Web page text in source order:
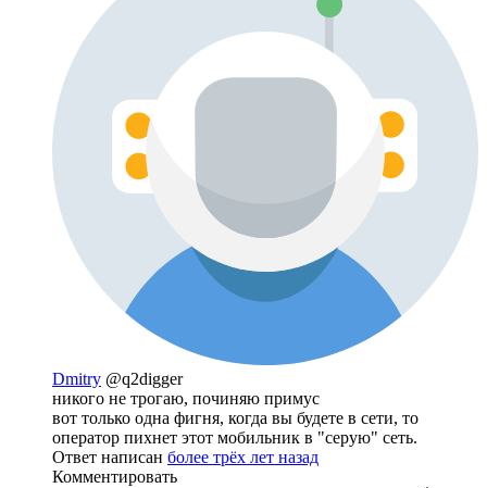
Dmitry @q2digger
никого не трогаю, починяю примус
вот только одна фигня, когда вы будете в сети, то
оператор пихнет этот мобильник в "серую" сеть.
Ответ написан более трёх лет назад
Комментировать